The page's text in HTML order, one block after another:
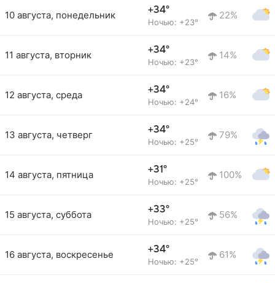
10 августа, понедельник +34°
Ночью: +23°
22%
11 августа, вторник +34°
Ночью: +23°
14%
12 августа, среда +34°
Ночью: +24°
16%
13 августа, четверг +34°
Ночью: +25°
79%
14 августа, пятница +31°
Ночью: +25°
100%
15 августа, суббота +33°
Ночью: +25°
56%
16 августа, воскресенье +34°
Ночью: +25°
61%